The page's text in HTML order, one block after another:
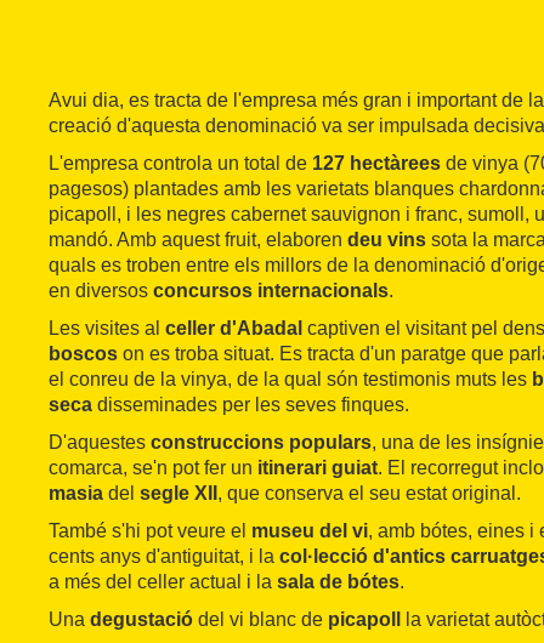
Avui dia, es tracta de l'empresa més gran i important de la
creació d'aquesta denominació va ser impulsada
L'empresa controla un total de 127 hectàrees de vinya
pagesos) plantades amb les varietats blanques
picapoll, i les negres cabernet sauvignon i franc, sumoll,
mandó. Amb aquest fruit, elaboren deu vins sota la marca
quals es troben entre els millors de la denominació
en diversos concursos internacionals.
Les visites al celler d'Abadal captiven el visitant pel
boscos on es troba situat. Es tracta d'un paratge que
el conreu de la vinya, de la qual són testimonis muts les
seca disseminades per les seves finques.
D'aquestes construccions populars, una de les
comarca, se'n pot fer un itinerari guiat. El recorregut
masia del segle XII , que conserva el seu estat original.
També s'hi pot veure el museu del vi, amb bótes, eines i
cents anys d'antiguitat, i la col·lecció d'antics
a més del celler actual i la sala de bótes.
Una degustació del vi blanc de picapoll
la varietat